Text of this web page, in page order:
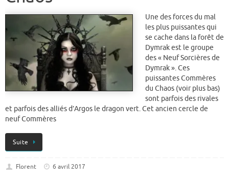
Une des forces du mal
les plus puissantes qui
se cache dans la forêt de
Dymrak est le groupe
des « Neuf Sorcières de
Dymrak ». Ces
puissantes Commères
du Chaos (voir plus bas)
sont parfois des rivales
et parfois des alliés d’Argos le dragon vert. Cet ancien cercle de
neuf Commères
Suite
Florent 6 avril 2017